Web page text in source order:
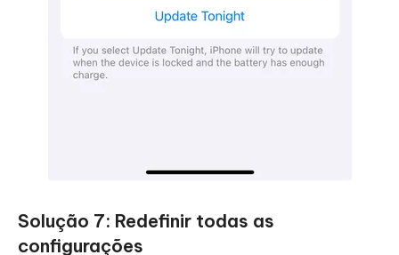
Solução 7: Redefinir todas as
configurações